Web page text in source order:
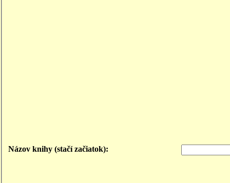
Názov knihy (stačí začiatok):